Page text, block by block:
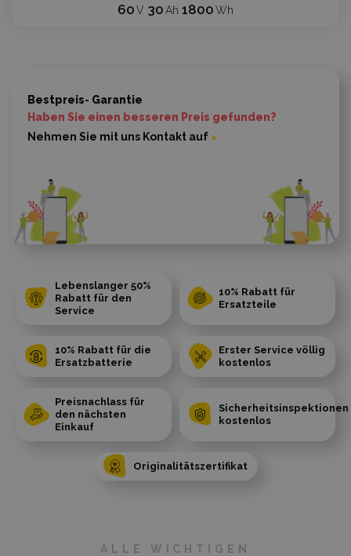
60V 30Ah 1800Wh
Bestpreis- Garantie
Haben Sie einen besseren Preis gefunden?
Nehmen Sie mit uns Kontakt auf
Lebenslanger 50%
Rabatt für den
Service
10% Rabatt für
Ersatzteile
10% Rabatt für die
Ersatzbatterie
Erster Service völlig
kostenlos
Preisnachlass für
den nächsten
Einkauf
Sicherheitsinspektionen
kostenlos
Originalitätszertifikat
ALLE WICHTIGEN